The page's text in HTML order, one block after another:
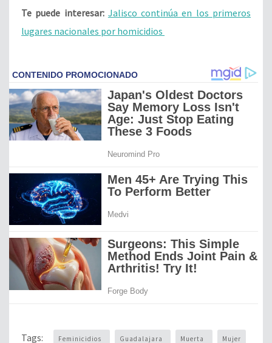
Te puede interesar: Jalisco continúa en los primeros
lugares nacionales por homicidios
Tags: Feminicidios Guadalajara Muerta Mujer